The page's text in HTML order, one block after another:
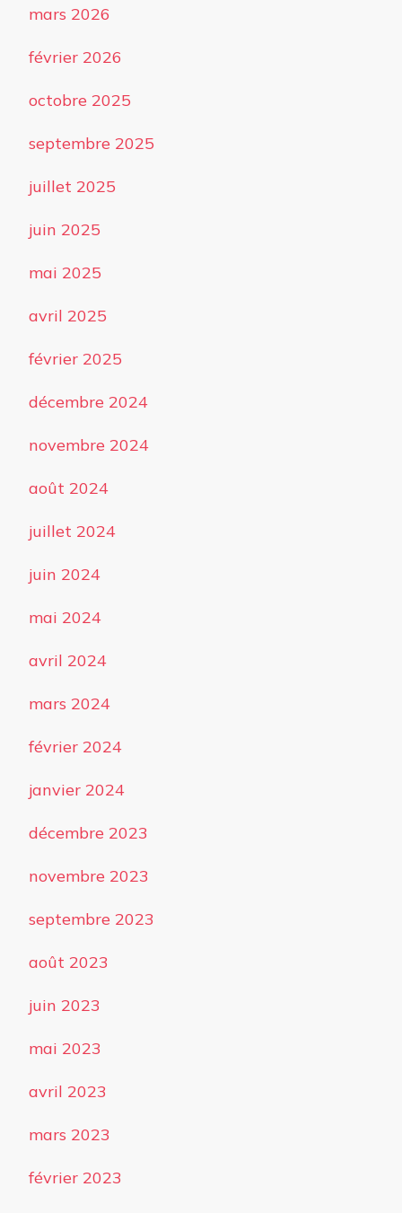
mars 2026
février 2026
octobre 2025
septembre 2025
juillet 2025
juin 2025
mai 2025
avril 2025
février 2025
décembre 2024
novembre 2024
août 2024
juillet 2024
juin 2024
mai 2024
avril 2024
mars 2024
février 2024
janvier 2024
décembre 2023
novembre 2023
septembre 2023
août 2023
juin 2023
mai 2023
avril 2023
mars 2023
février 2023